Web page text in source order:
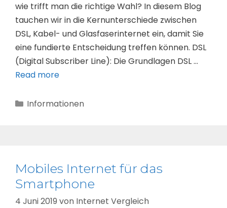
wie trifft man die richtige Wahl? In diesem Blog
tauchen wir in die Kernunterschiede zwischen
DSL, Kabel- und Glasfaserinternet ein, damit Sie
eine fundierte Entscheidung treffen können. DSL
(Digital Subscriber Line): Die Grundlagen DSL …
Read more
Kategorien
Informationen
Mobiles Internet für das
Smartphone
4 Juni 2019 von Internet Vergleich